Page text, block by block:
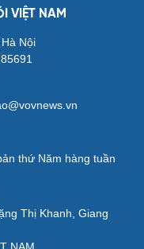
VIỆT NAM
Nội
thứ Năm hàng tuần
Thị Khanh, Giang
NAM